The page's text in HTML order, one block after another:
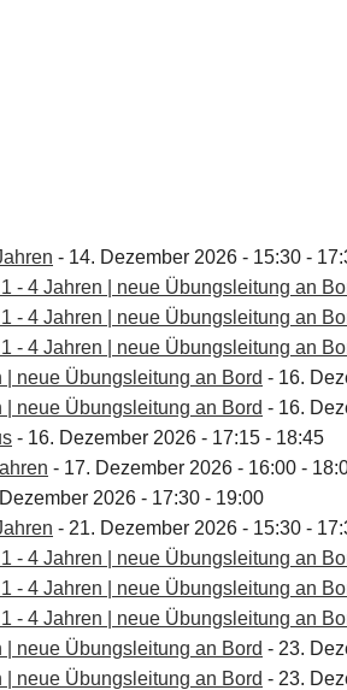
- 14. Dezember 2026 - 15:30 -
- 4 Jahren | neue Übungsleitung an
- 4 Jahren | neue Übungsleitung an
- 4 Jahren | neue Übungsleitung an
neue Übungsleitung an Bord - 16.
neue Übungsleitung an Bord - 16.
- 16. Dezember 2026 - 17:15 - 18:45
- 17. Dezember 2026 - 16:00 -
2026 - 17:30 - 19:00
- 21. Dezember 2026 - 15:30 -
- 4 Jahren | neue Übungsleitung an
- 4 Jahren | neue Übungsleitung an
- 4 Jahren | neue Übungsleitung an
neue Übungsleitung an Bord - 23.
neue Übungsleitung an Bord - 23.